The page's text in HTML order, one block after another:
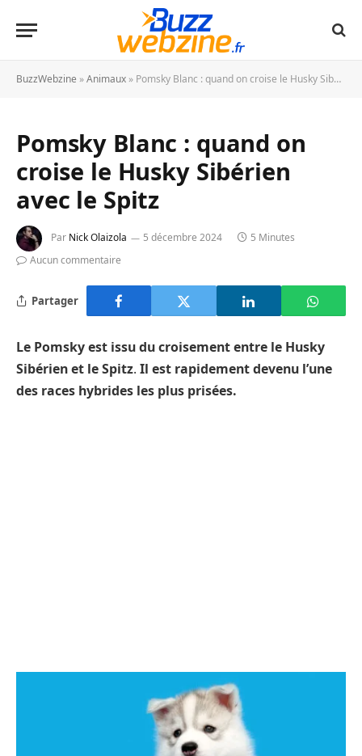
BuzzWebzine »Animaux » Pomsky Blanc : quand on croise le Husky Sibérien avec le Spitz
Pomsky Blanc : quand on
croise le Husky Sibérien
avec le Spitz
Par Nick Olaizola 5 décembre 2024
5 Minutes
Aucun commentaire
Partager
Le Pomskyest issu du croisement entre le Husky
Sibérien et le Spitz. Il est rapidement devenu l’une
des races hybrides les plus prisées.